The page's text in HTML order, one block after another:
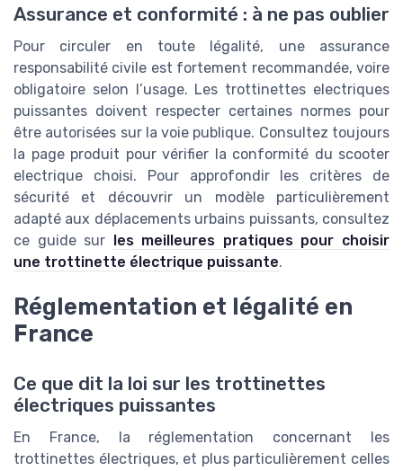
Assurance et conformité : à ne pas oublier
Pour circuler en toute légalité, une assurance
responsabilité civile est fortement recommandée, voire
obligatoire selon l’usage. Les trottinettes electriques
puissantes doivent respecter certaines normes pour
être autorisées sur la voie publique. Consultez toujours
la page produit pour vérifier la conformité du scooter
electrique choisi. Pour approfondir les critères de
sécurité et découvrir un modèle particulièrement
adapté aux déplacements urbains puissants, consultez
ce guide sur les meilleures pratiques pour choisir
une trottinette électrique puissante.
Réglementation et légalité en
France
Ce que dit la loi sur les trottinettes
électriques puissantes
En France, la réglementation concernant les
trottinettes électriques, et plus particulièrement celles